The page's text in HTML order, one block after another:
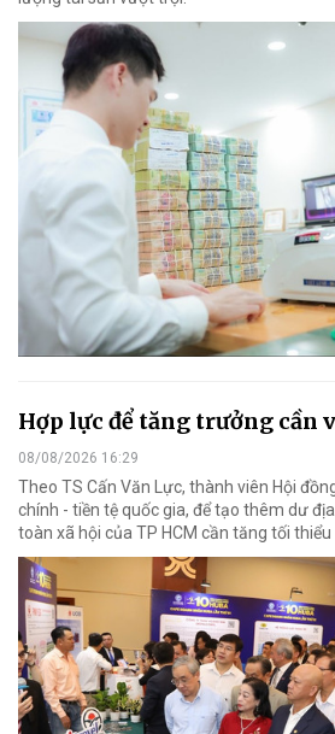
Hợp lực để tăng trưởng cần
08/08/2026 16:29
Theo TS Cấn Văn Lực, thành viên Hội
chính - tiền tệ quốc gia, để tạo thêm dư
toàn xã hội của TP HCM cần tăng tối thiểu